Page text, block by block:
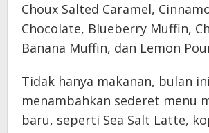
Choux Salted Caramel,
Chocolate, Blueberry Muffin,
Banana Muffin, dan Lemon
Tidak hanya makanan, bulan
menambahkan sederet menu
baru, seperti Sea Salt Latte,